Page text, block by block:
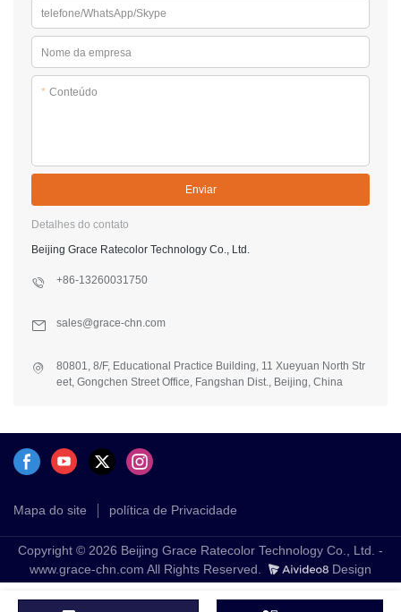
telefone/WhatsApp/Skype
Nome da empresa
* Conteúdo
Enviar
Detalhes do contato
Beijing Grace Ratecolor Technology Co., Ltd.
+86-13260031750
sales@grace-chn.com
80801, 8/F, Educational Practice Building, 11 Xueyuan North Str
eet, Gongchen Street Office, Fangshan Dist., Beijing, China
Mapa do site política de Privacidade
Copyright © 2026 Beijing Grace Ratecolor Technology Co., Ltd. -
www.grace-chn.com All Rights Reserved.
Design